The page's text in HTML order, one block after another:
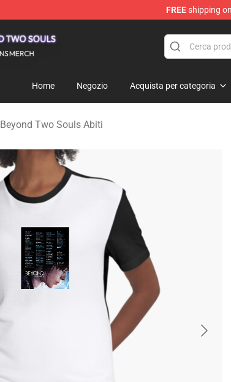
FREEshipping
Home Negozio Acquista per categoria
Beyond Two Souls Abiti